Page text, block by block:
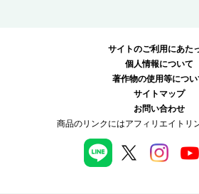
サイトのご利用にあた
個人情報について
著作物の使用等につい
サイトマップ
お問い合わせ
商品のリンクにはアフィリエイトリ